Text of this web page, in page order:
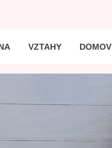
VZTAHY DOMOV